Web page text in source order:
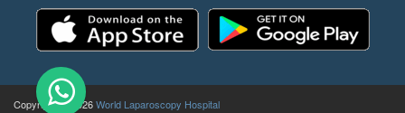
Copyright @ 2026World Laparoscopy Hospital